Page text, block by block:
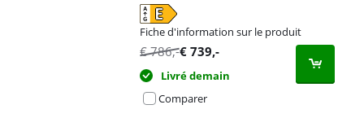
Fiche d'information sur le produit
s'ouvre dans un nouvel onglet
€786,-€ 739,-
Livré demain
Comparer